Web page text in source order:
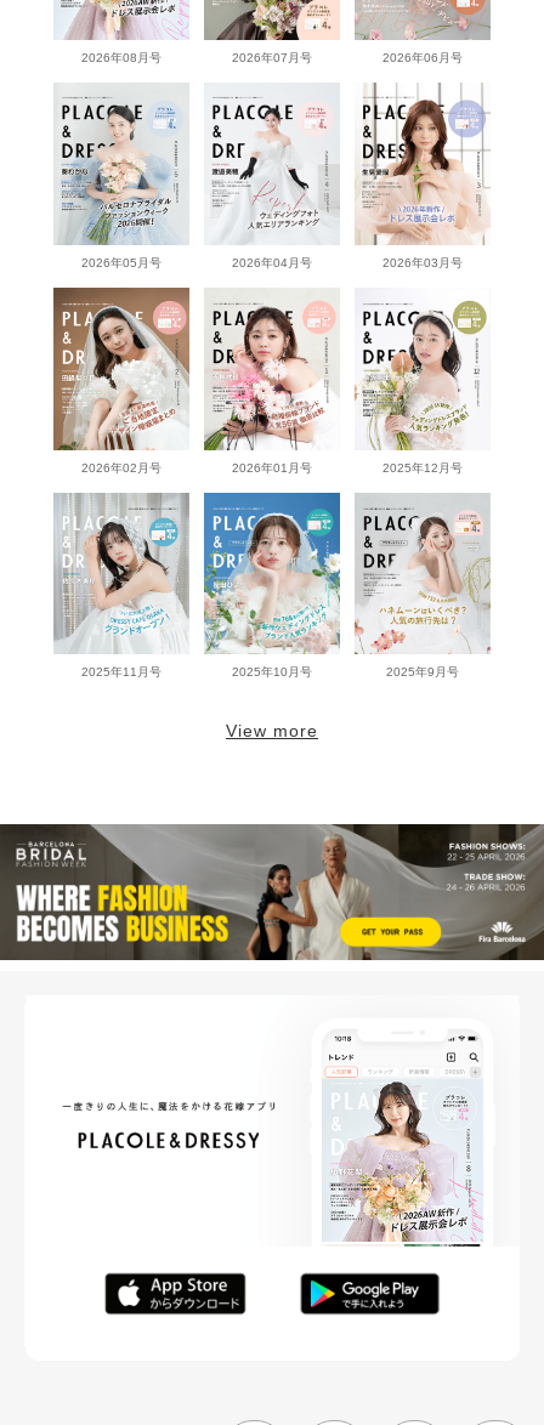
2026年08月号 2026年07月号 2026年06月号
2026年05月号 2026年04月号 2026年03月号
2026年02月号 2026年01月号 2025年12月号
2025年11月号 2025年10月号 2025年9月号
View more